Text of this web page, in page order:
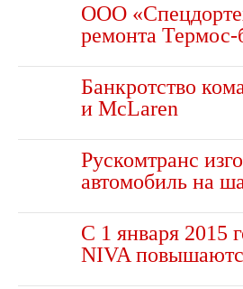
ООО
ремонта
Банкротство
и McLaren
Рускомтранс
автомобиль на
С 1 января 2015
NIVA